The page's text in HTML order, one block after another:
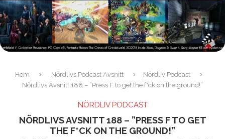
Hem Nördlivs Podcast Avsnitt
Nördliv Podcast
Nördlivs Avsnitt 188 – ”Press F to get the f*ck on the ground!”
NÖRDLIV PODCAST
NÖRDLIVS AVSNITT 188 – ”PRESS F TO GET
THE F*CK ON THE GROUND!”